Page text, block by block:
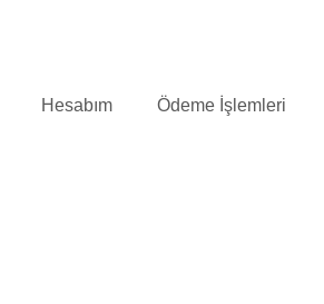
Hesabım Ödeme İşlemleri